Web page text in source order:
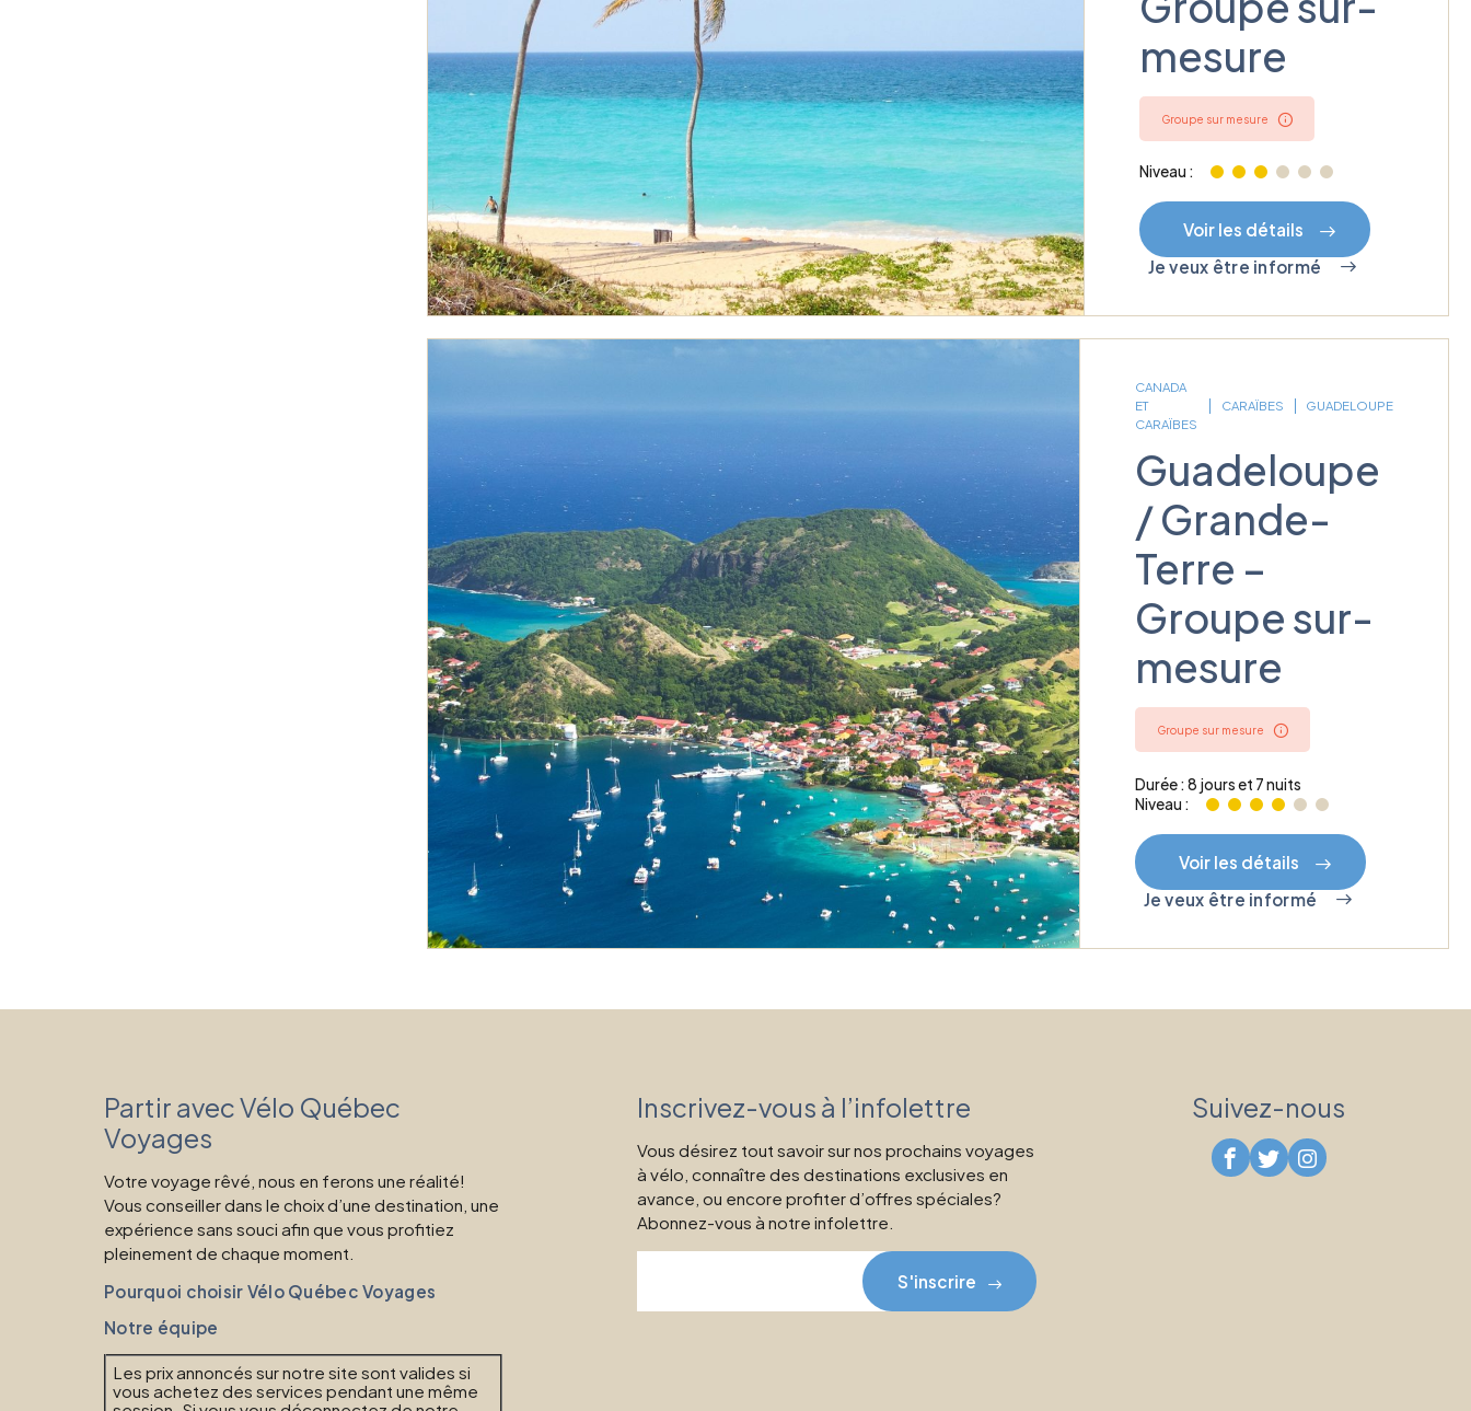
mesure
Groupe sur mesure
Niveau :
Voir les détails
Je veux être informé
CANADA
ET
CARAÏBES
CARAÏBES GUADELOUPE
Guadeloupe
/ Grande-
Terre –
Groupe sur-
mesure
Groupe sur mesure
Durée : 8 jours et 7 nuits
Niveau :
Voir les détails
Je veux être informé
Partir avec Vélo Québec
Voyages
Votre voyage rêvé, nous en ferons une réalité!
Vous conseiller dans le choix d’une destination, une
expérience sans souci afin que vous profitiez
pleinement de chaque moment.
Pourquoi choisir Vélo Québec Voyages
Notre équipe
Les prix annoncés sur notre site sont valides si
vous achetez des services pendant une même
Inscrivez-vous à l’infolettre
Vous désirez tout savoir sur nos prochains voyages
à vélo, connaître des destinations exclusives en
avance, ou encore profiter d’offres spéciales?
Abonnez-vous à notre infolettre.
S'inscrire
Suivez-nous